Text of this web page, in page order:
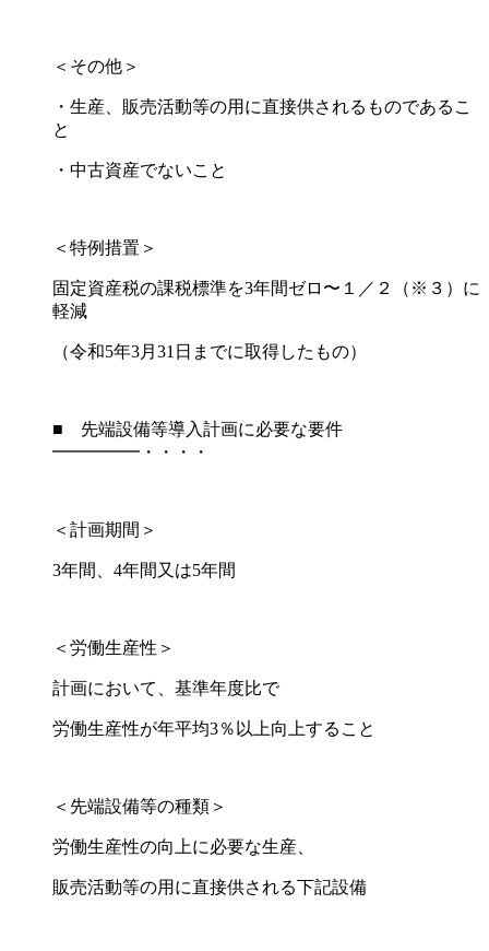
＜その他＞
・⽣産、販売活動等の⽤に直接供されるものであるこ
と
・中古資産でないこと
＜特例措置＞
固定資産税の課税標準を3年間ゼロ〜１／２（※３）に
軽減
（令和5年3⽉31⽇までに取得したもの）
■ 先端設備等導入計画に必要な要件
━━━━━・・・・
＜計画期間＞
3年間、4年間又は5年間
＜労働生産性＞
計画において、基準年度比で
労働生産性が年平均3％以上向上すること
＜先端設備等の種類＞
労働生産性の向上に必要な生産、
販売活動等の用に直接供される下記設備